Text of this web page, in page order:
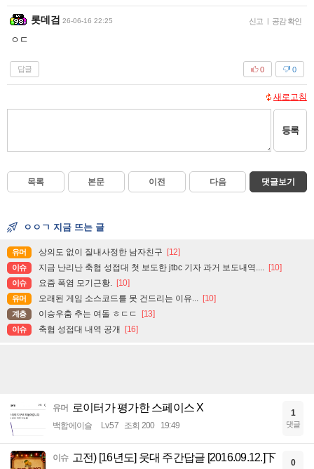
롯데검 26-06-16 22:25 신고 | 공감 확인
ㅇㄷ
답글 0
0
새로고침
등록
목록 본문 이전 다음 댓글보기
ㅇㅇㄱ 지금 뜨는 글
유머 상의도 없이 질내사정한 남자친구 [12]
이슈 지금 난리난 축협 성접대 첫 보도한 jtbc 기자 과거 보도내역.... [10]
이슈 요즘 폭염 모기근황. [10]
유머 오래된 게임 소스코드를 못 건드리는 이유... [10]
계층 이승우춤 추는 여돌 ㅎㄷㄷ [13]
이슈 축협 성접대 내역 공개 [16]
유머 로이터가 평가한 스페이스 X
백합에이슬 Lv.57 조회 200 19:49
1
댓글
이슈 고전) [16년도] 웃대 주간답글 [2016.09.12.]下 0